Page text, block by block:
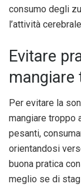
consumo degli
l’attività
Evitare
mangiare
Per evitare la
mangiare troppo
pesanti,
orientandosi
buona pratica
meglio se di